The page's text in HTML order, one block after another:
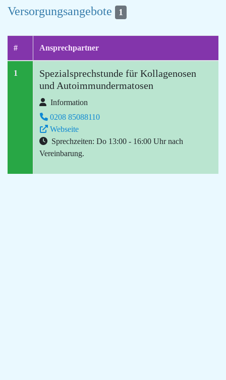
Versorgungsangebote 1
# Ansprechpartner
1
Spezialsprechstunde für Kollagenosen
und Autoimmundermatosen
Information
0208 85088110
Webseite
Sprechzeiten: Do 13:00 - 16:00 Uhr nach
Vereinbarung.